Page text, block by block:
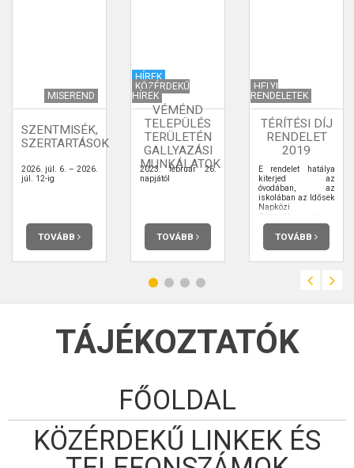
MISEREND
SZENTMISÉK,
SZERTARTÁSOK
2026. júl. 6. – 2026.
júl. 12-ig
TOVÁBB
HÍREK
KÖZÉRDEKŰ
HÍREK
VÉMÉND
TELEPÜLÉS
TERÜLETÉN
GALLYAZÁSI
MUNKÁLATOK
2023. február 26.
napjától
TOVÁBB
HELYI
RENDELETEK
TÉRÍTÉSI DÍJ
RENDELET
2019
E rendelet hatálya
kiterjed az
óvodában, az
iskolában az Idősek
Napközi
Otthonában és a
vendégétkezést
igénybe vevőkre,
valamint a szünidei
TOVÁBB
TÁJÉKOZTATÓK
FŐOLDAL
KÖZÉRDEKŰ LINKEK ÉS